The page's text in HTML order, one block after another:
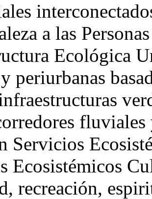
a las
Ecológica
periurbanas
fluviales
Servicios
Ecosistémicos
recreación,